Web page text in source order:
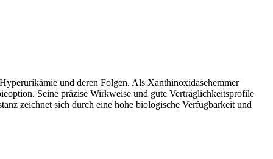
und deren Folgen. Als Xanthinoxidasehemmer
Seine präzise Wirkweise und gute Verträglichkeitsprofile
zeichnet sich durch eine hohe biologische Verfügbarkeit und